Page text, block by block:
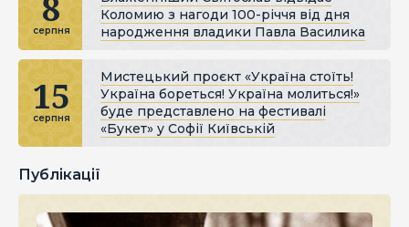
серпня
Коломию з нагоди 100-річчя від дня
народження владики Павла Василика
15
серпня
Мистецький проєкт «Україна стоїть!
Україна бореться! Україна молиться!»
буде представлено на фестивалі
«Букет» у Софії Київській
Публікації